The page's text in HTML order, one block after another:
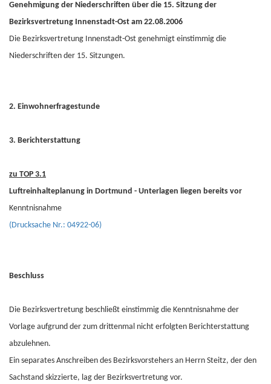
Genehmigung der Niederschriften über die 15. Sitzung der
Bezirksvertretung Innenstadt-Ost am 22.08.2006
Die Bezirksvertretung Innenstadt-Ost genehmigt einstimmig die
Niederschriften der 15. Sitzungen.
2. Einwohnerfragestunde
3. Berichterstattung
zu TOP 3.1
Luftreinhalteplanung in Dortmund - Unterlagen liegen bereits vor
Kenntnisnahme
(Drucksache Nr.: 04922-06)
Beschluss
Die Bezirksvertretung beschließt einstimmig die Kenntnisnahme der
Vorlage aufgrund der zum drittenmal nicht erfolgten Berichterstattung
abzulehnen.
Ein separates Anschreiben des Bezirksvorstehers an Herrn Steitz, der den
Sachstand skizzierte, lag der Bezirksvertretung vor.